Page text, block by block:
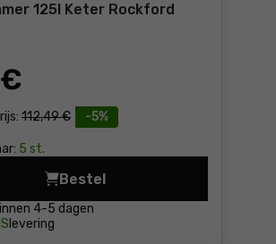
125l Keter Rockford
-5%
112,49 €
€
5 st.
4-5 dagen
levering
Bestel
Afvalemmer 125l Keter